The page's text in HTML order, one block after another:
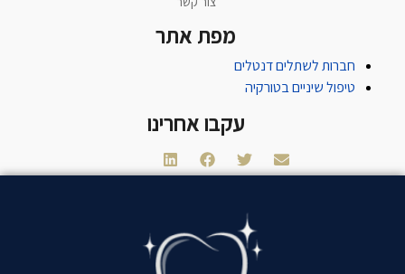
מפת אתר
חברות לשתלים דנטלים
טיפול שיניים בטורקיה
עקבו אחרינו